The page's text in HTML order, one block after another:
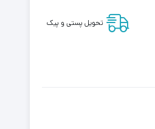
تحویل پستی و پیک